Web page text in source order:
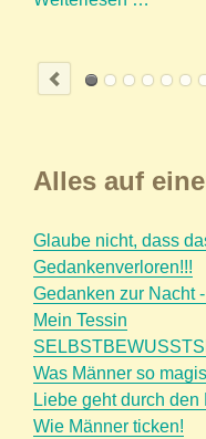
Karma.
Alles auf
Glaube nicht, dass
Gedankenverloren!!!
Gedanken zur Nacht
Mein Tessin
Was Männer so
Liebe geht durch den
Wie Männer ticken!